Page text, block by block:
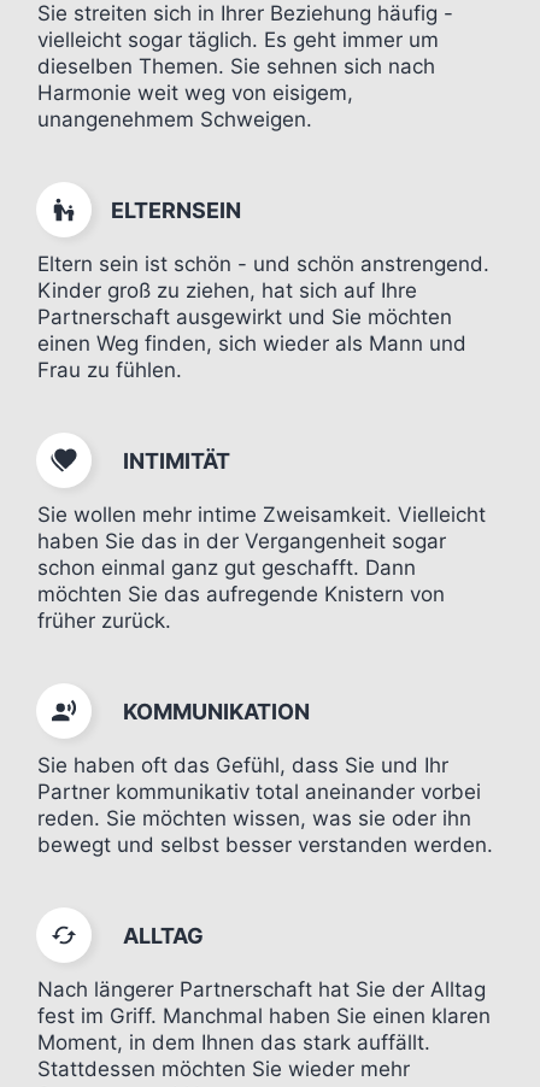
Sie streiten sich in Ihrer Beziehung häufig -
vielleicht sogar täglich. Es geht immer um
dieselben Themen. Sie sehnen sich nach
Harmonie weit weg von eisigem,
unangenehmem Schweigen.
ELTERNSEIN
Eltern sein ist schön - und schön anstrengend.
Kinder groß zu ziehen, hat sich auf Ihre
Partnerschaft ausgewirkt und Sie möchten
einen Weg finden, sich wieder als Mann und
Frau zu fühlen.
INTIMITÄT
Sie wollen mehr intime Zweisamkeit. Vielleicht
haben Sie das in der Vergangenheit sogar
schon einmal ganz gut geschafft. Dann
möchten Sie das aufregende Knistern von
früher zurück.
KOMMUNIKATION
Sie haben oft das Gefühl, dass Sie und Ihr
Partner kommunikativ total aneinander vorbei
reden. Sie möchten wissen, was sie oder ihn
bewegt und selbst besser verstanden werden.
ALLTAG
Nach längerer Partnerschaft hat Sie der Alltag
fest im Griff. Manchmal haben Sie einen klaren
Moment, in dem Ihnen das stark auffällt.
Stattdessen möchten Sie wieder mehr